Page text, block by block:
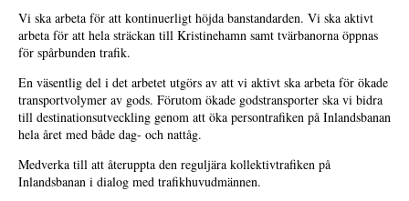
Vi ska arbeta för att kontinuerligt höjda banstandarden. Vi ska aktivt
arbeta för att hela sträckan till Kristinehamn samt tvärbanorna öppnas
för spårbunden trafik.
En väsentlig del i det arbetet utgörs av att vi aktivt ska arbeta för ökade
transportvolymer av gods. Förutom ökade godstransporter ska vi bidra
till destinationsutveckling genom att öka persontrafiken på Inlandsbanan
hela året med både dag- och nattåg.
Medverka till att återuppta den reguljära kollektivtrafiken på
Inlandsbanan i dialog med trafikhuvudmännen.